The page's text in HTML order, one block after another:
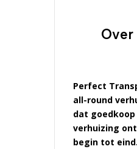
Over
Perfect
all-round
dat goedkoop
verhuizing
begin tot